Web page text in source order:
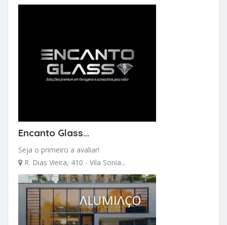
Encanto Glass...
Seja o primeiro a avaliar!
R. Dias Vieira, 410 - Vila Sonia...